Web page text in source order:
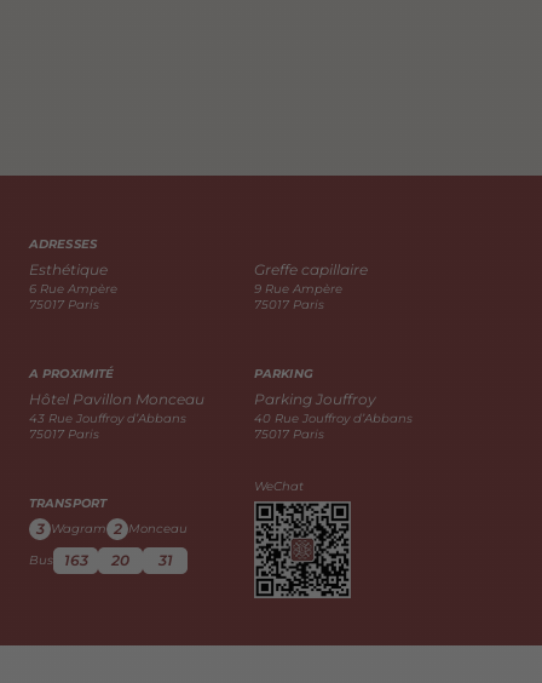
ADRESSES
Esthétique
6 Rue Ampère
75017 Paris
Greffe capillaire
9 Rue Ampère
75017 Paris
A PROXIMITÉ
Hôtel Pavillon Monceau
43 Rue Jouffroy d’Abbans
75017 Paris
PARKING
Parking Jouffroy
40 Rue Jouffroy d’Abbans
75017 Paris
TRANSPORT
3 Wagram 2 Monceau
Bus
163 20 31
WeChat